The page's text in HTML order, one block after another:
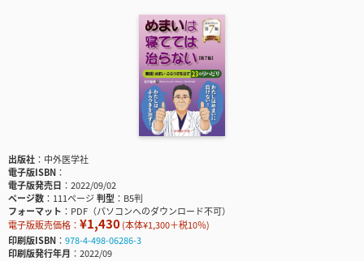
出版社
中外医学社
電子版ISBN
電子版発売日
2022/09/02
ページ数
111ページ判型
B5判
フォーマット
PDF（パソコンへのダウンロード不可）
電子版販売価格： ¥1,430(本体¥1,300＋税10％)
印刷版ISBN
978-4-498-06286-3
印刷版発行年月
2022/09